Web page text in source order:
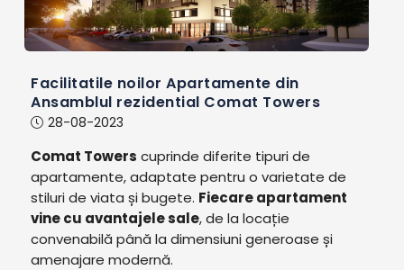
Facilitatile noilor Apartamente din
Ansamblul rezidential Comat Towers
28-08-2023
Comat Towers cuprinde diferite tipuri de
apartamente, adaptate pentru o varietate de
stiluri de viata și bugete. Fiecare apartament
vine cu avantajele sale, de la locație
convenabilă până la dimensiuni generoase și
amenajare modernă.